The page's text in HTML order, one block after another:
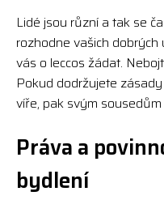
Lidé jsou různí a tak se
rozhodne vašich
vás o leccos žádat.
Pokud dodržujete
víře, pak svým
Práva a
bydlení